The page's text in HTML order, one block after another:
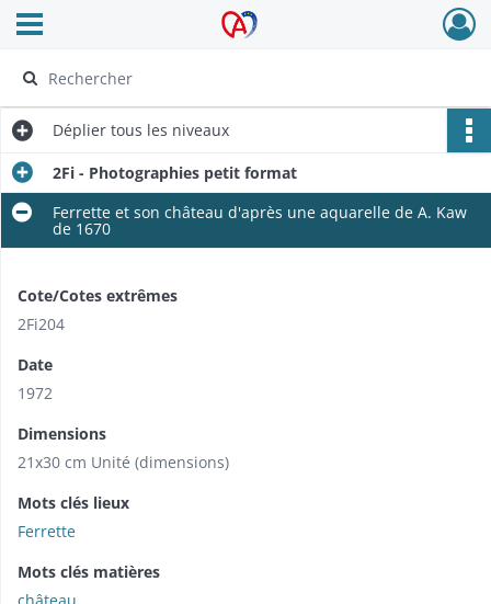
Archives Alsace - Colmar
Ouvrir le menu déroulant
Déplier tous les niveaux
2Fi - Photographies petit format
Ferrette et son château d'après une aquarelle de A. Kaw
de 1670
Cote/Cotes extrêmes
2Fi204
Date
1972
Dimensions
21x30 cm Unité (dimensions)
Mots clés lieux
Ferrette
Mots clés matières